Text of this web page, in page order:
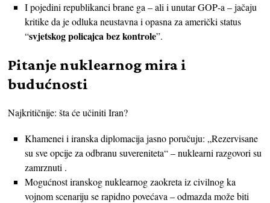
I pojedini republikanci brane ga – ali i unutar GOP‑a – jačaju
kritike da je odluka neustavna i opasna za američki status
“svjetskog policajca bez kontrole”.
Pitanje nuklearnog mira i
budućnosti
Najkritičnije: šta će učiniti Iran?
Khamenei i iranska diplomacija jasno poručuju: „Rezervisane
su sve opcije za odbranu suvereniteta“ – nuklearni razgovori su
zamrznuti .
Mogućnost iranskog nuklearnog zaokreta iz civilnog ka
vojnom scenariju se rapidno povećava – odmazda može biti